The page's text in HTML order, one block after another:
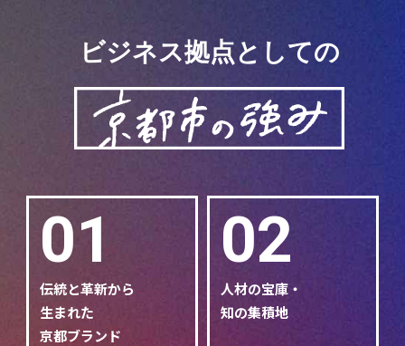
ビジネス拠点としての
01
伝統と革新から
生まれた
京都ブランド
02
人材の宝庫・
知の集積地